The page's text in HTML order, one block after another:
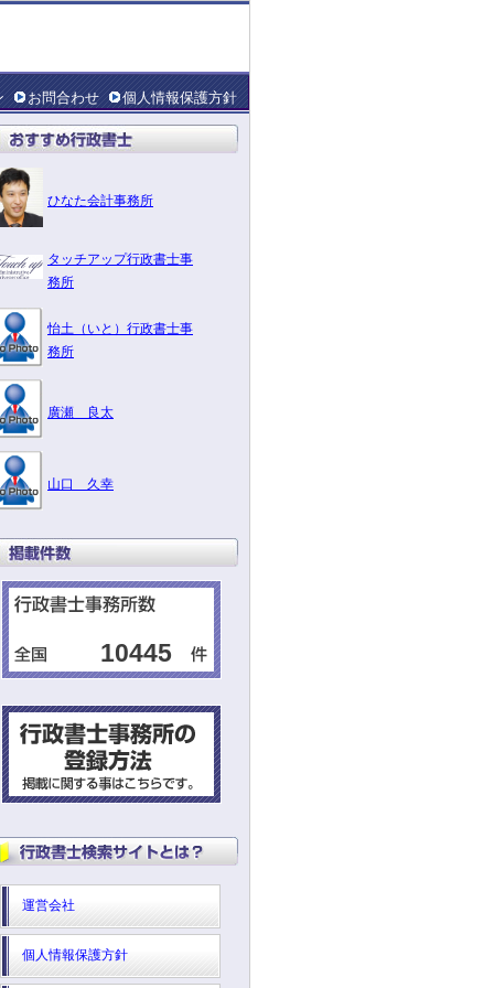
お問合わせ 個人情報保護方針
ひなた会計事務所
タッチアップ行政書士事
務所
怡土（いと）行政書士事
務所
廣瀬 良太
山口 久幸
10445
運営会社
個人情報保護方針